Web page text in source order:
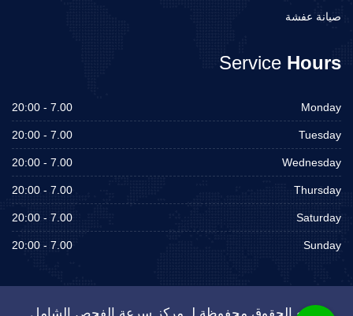
صيانة عفشة
Service Hours
Monday
7.00 - 20:00
Tuesday
7.00 - 20:00
Wednesday
7.00 - 20:00
Thursday
7.00 - 20:00
Saturday
7.00 - 20:00
Sunday
7.00 - 20:00